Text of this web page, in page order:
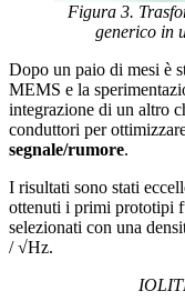
Figura 3.
generico in
Dopo un paio di mesi è
MEMS e la
integrazione di un altro
conduttori per
segnale/rumore.
I risultati sono stati
ottenuti i primi prototipi
selezionati con una
/ √Hz.